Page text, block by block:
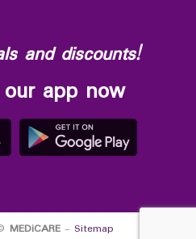
and discounts!
app now
MEDiCARE- Sitemap